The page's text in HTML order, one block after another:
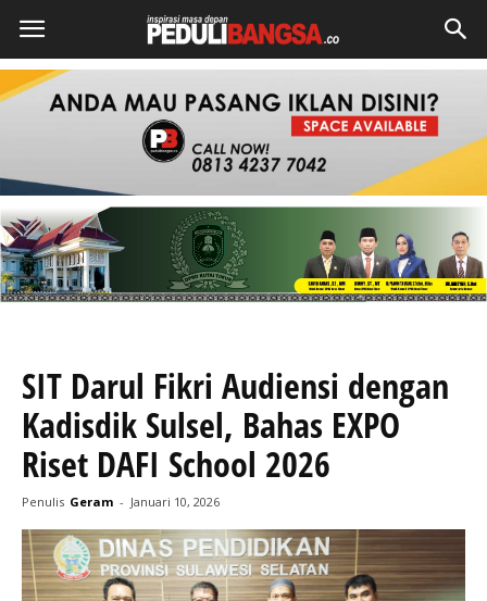
SIT Darul Fikri Audiensi dengan
Kadisdik Sulsel, Bahas EXPO
Riset DAFI School 2026
Penulis Geram - Januari 10, 2026